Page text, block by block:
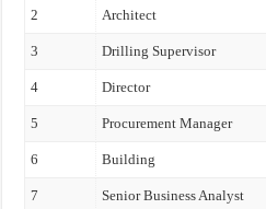
2 Architect
3 Drilling Supervisor
4 Director
5 Procurement Manager
6 Building
7 Senior Business Analyst